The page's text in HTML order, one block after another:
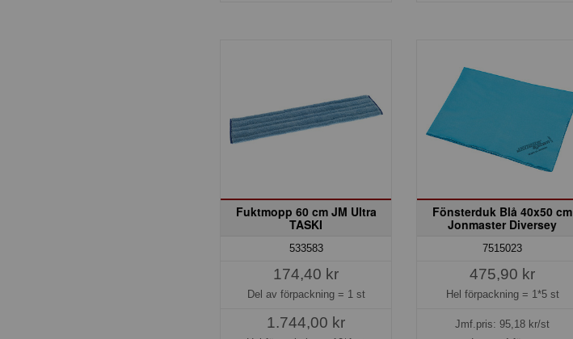
Fuktmopp 60 cm JM Ultra
TASKI
533583
174,40 kr
Del av förpackning = 1 st
1.744,00 kr
Fönsterduk Blå 40x50 cm
Jonmaster Diversey
7515023
475,90 kr
Hel förpackning = 1*5 st
Jmf.pris:95,18 kr/st